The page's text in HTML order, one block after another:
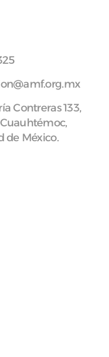
Contreras 133,
de México.